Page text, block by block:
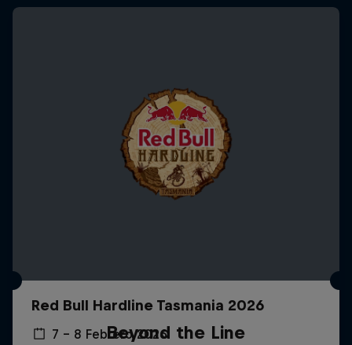
Red Bull Hardline Tasmania 2026
7 – 8 Febrero 2026
Beyond the Line